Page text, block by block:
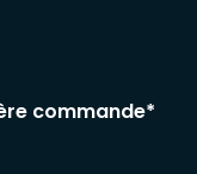
commande*